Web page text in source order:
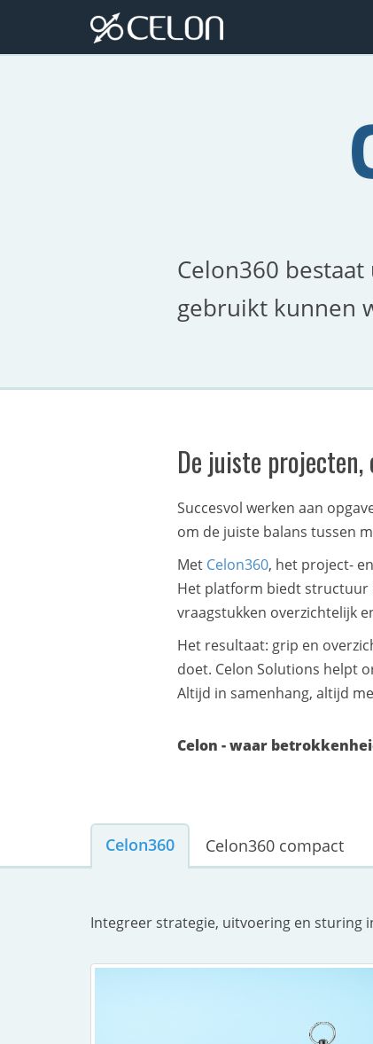
Celon360
gebruikt kunnen
De juiste
Succesvol werken aan
om de juiste balans tussen
Met Celon360, het project-
Het platform biedt structuur
vraagstukken overzichtelijk
Het resultaat: grip en
doet. Celon Solutions helpt
Altijd in samenhang, altijd
Celon - waar
Celon360 Celon360 compact
Integreer strategie, uitvoering en sturing